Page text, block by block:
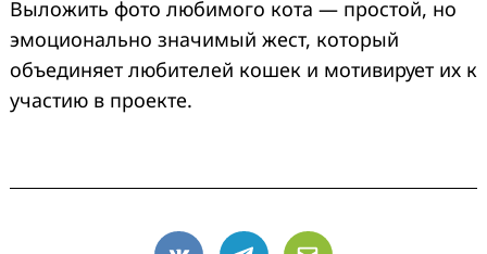
Выложить фото любимого кота — простой, но
эмоционально значимый жест, который
объединяет любителей кошек и мотивирует их к
участию в проекте.